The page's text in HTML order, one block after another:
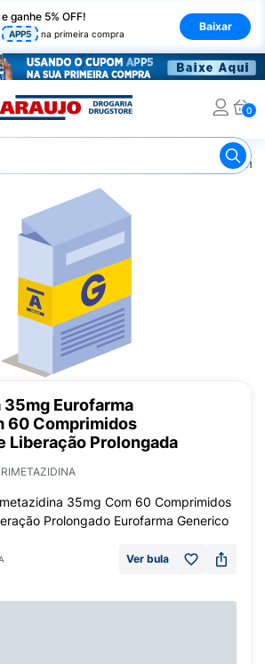
ganhe 5% OFF!
APP5 na primeira compra
Baixar
0
Eurofarma
60 Comprimidos
Liberação Prolongada
35mg Com 60 Comprimidos
Prolongado Eurofarma Generico
Ver bula